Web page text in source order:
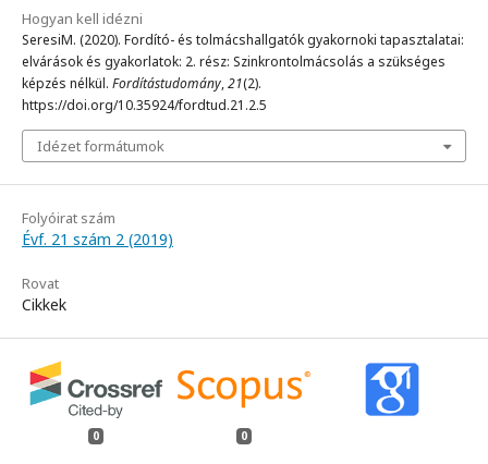
Hogyan kell idézni
SeresiM. (2020). Fordító- és tolmácshallgatók gyakornoki tapasztalatai:
elvárások és gyakorlatok: 2. rész: Szinkrontolmácsolás a szükséges
képzés nélkül. Fordítástudomány,21(2).
https://doi.org/10.35924/fordtud.21.2.5
Idézet formátumok
Folyóirat szám
Évf. 21 szám 2 (2019)
Rovat
Cikkek
0 0